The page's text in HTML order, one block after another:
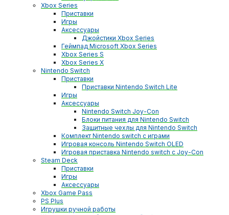
Xbox Series
Приставки
Игры
Аксессуары
Джойстики Xbox Series
Геймпад Microsoft Xbox Series
Xbox Series S
Xbox Series X
Nintendo Switch
Приставки
Приставки Nintendo Switch Lite
Игры
Аксессуары
Nintendo Switch Joy-Con
Блоки питания для Nintendo Switch
Защитные чехлы для Nintendo Switch
Комплект Nintendo switch с играми
Игровая консоль Nintendo Switch OLED
Игровая приставка Nintendo switch с Joy-Con
Steam Deck
Приставки
Игры
Аксессуары
Xbox Game Pass
PS Plus
Игрушки ручной работы